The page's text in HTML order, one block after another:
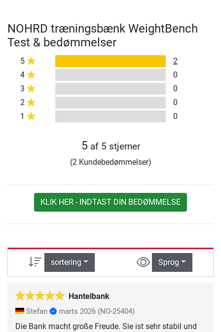
NOHRD træningsbænk WeightBench
Test & bedømmelser
5
2
4
0
3
0
2
0
1
0
5 af 5 stjerner
(2 Kundebedømmelser)
KLIK HER - INDTAST DIN BEDØMMELSE
sortering Sprog
Hantelbank
Stefan marts 2026 (NO-25404)
Die Bank macht große Freude. Sie ist sehr stabil und